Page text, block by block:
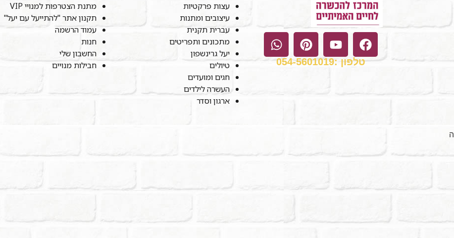
טלפון :054-5601019
עצות פרקטיות
עיצובים ומתנות
עברית תקנית
מתכונים ותפריטים
יעל גרינשפון
טיולים
חגים ומועדים
העשרה לילדים
ארגון וסדר
מתנת הצטרפות למנויי VIP
תקנון אתר "להתייעל עם יעל"
עמוד הרשמה
חנות
החשבון שלי
חבילות מנויים
ה